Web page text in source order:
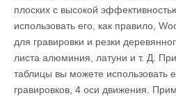
плоских с высокой
использовать его, как правило,
для гравировки и резки
листа алюминия, латуни и т. Д.
таблицы вы можете использовать
гравировков, 4 оси движения.